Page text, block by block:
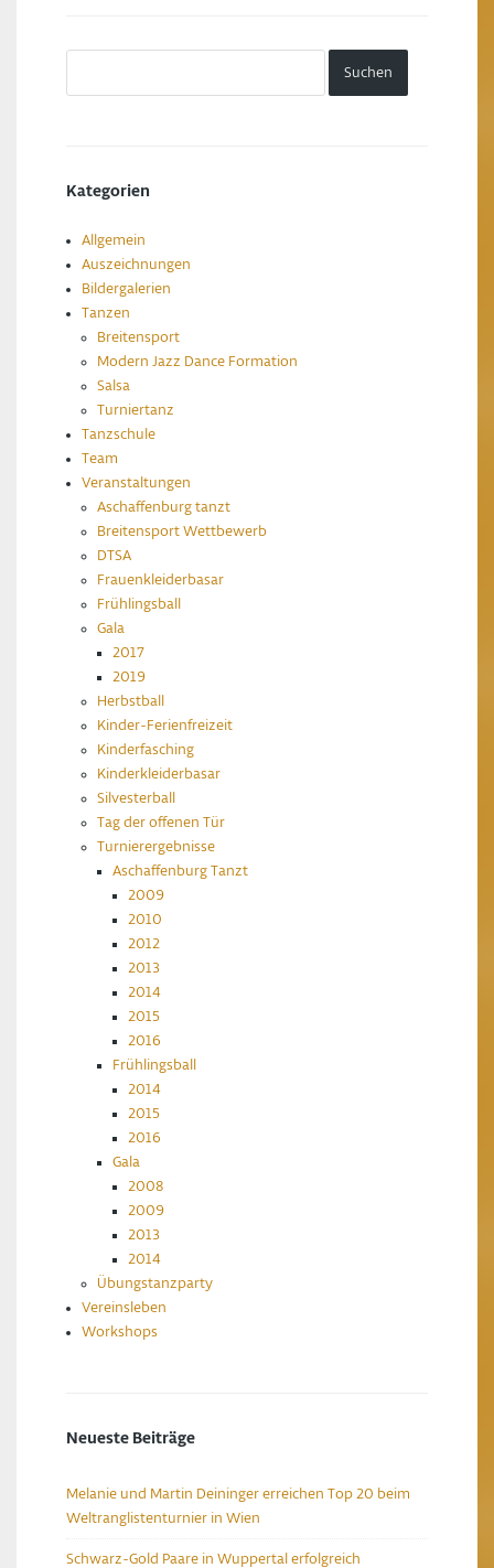
Kategorien
Allgemein
Auszeichnungen
Bildergalerien
Tanzen
Breitensport
Modern Jazz Dance Formation
Salsa
Turniertanz
Tanzschule
Team
Veranstaltungen
Aschaffenburg tanzt
Breitensport Wettbewerb
DTSA
Frauenkleiderbasar
Frühlingsball
Gala
2017
2019
Herbstball
Kinder-Ferienfreizeit
Kinderfasching
Kinderkleiderbasar
Silvesterball
Tag der offenen Tür
Turnierergebnisse
Aschaffenburg Tanzt
2009
2010
2012
2013
2014
2015
2016
Frühlingsball
2014
2015
2016
Gala
2008
2009
2013
2014
Übungstanzparty
Vereinsleben
Workshops
Neueste Beiträge
Melanie und Martin Deininger erreichen Top 20 beim
Weltranglistenturnier in Wien
Schwarz-Gold Paare in Wuppertal erfolgreich